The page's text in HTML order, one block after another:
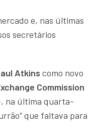
e, nas últimas
secretários
Atkins como novo
Commission
na última quarta-
que faltava para